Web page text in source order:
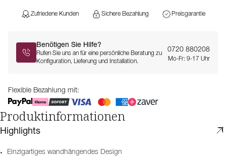
Zufriedene Kunden Sichere Bezahlung Preisgarantie
Benötigen Sie Hilfe?
Rufen Sie uns an für eine persönliche Beratung zu
Konfiguration, Lieferung und Installation.
0720 880208
Mo-Fr: 9-17 Uhr
Flexible Bezahlung mit:
Produktinformationen
Highlights
Einzigartiges wandhängendes Design